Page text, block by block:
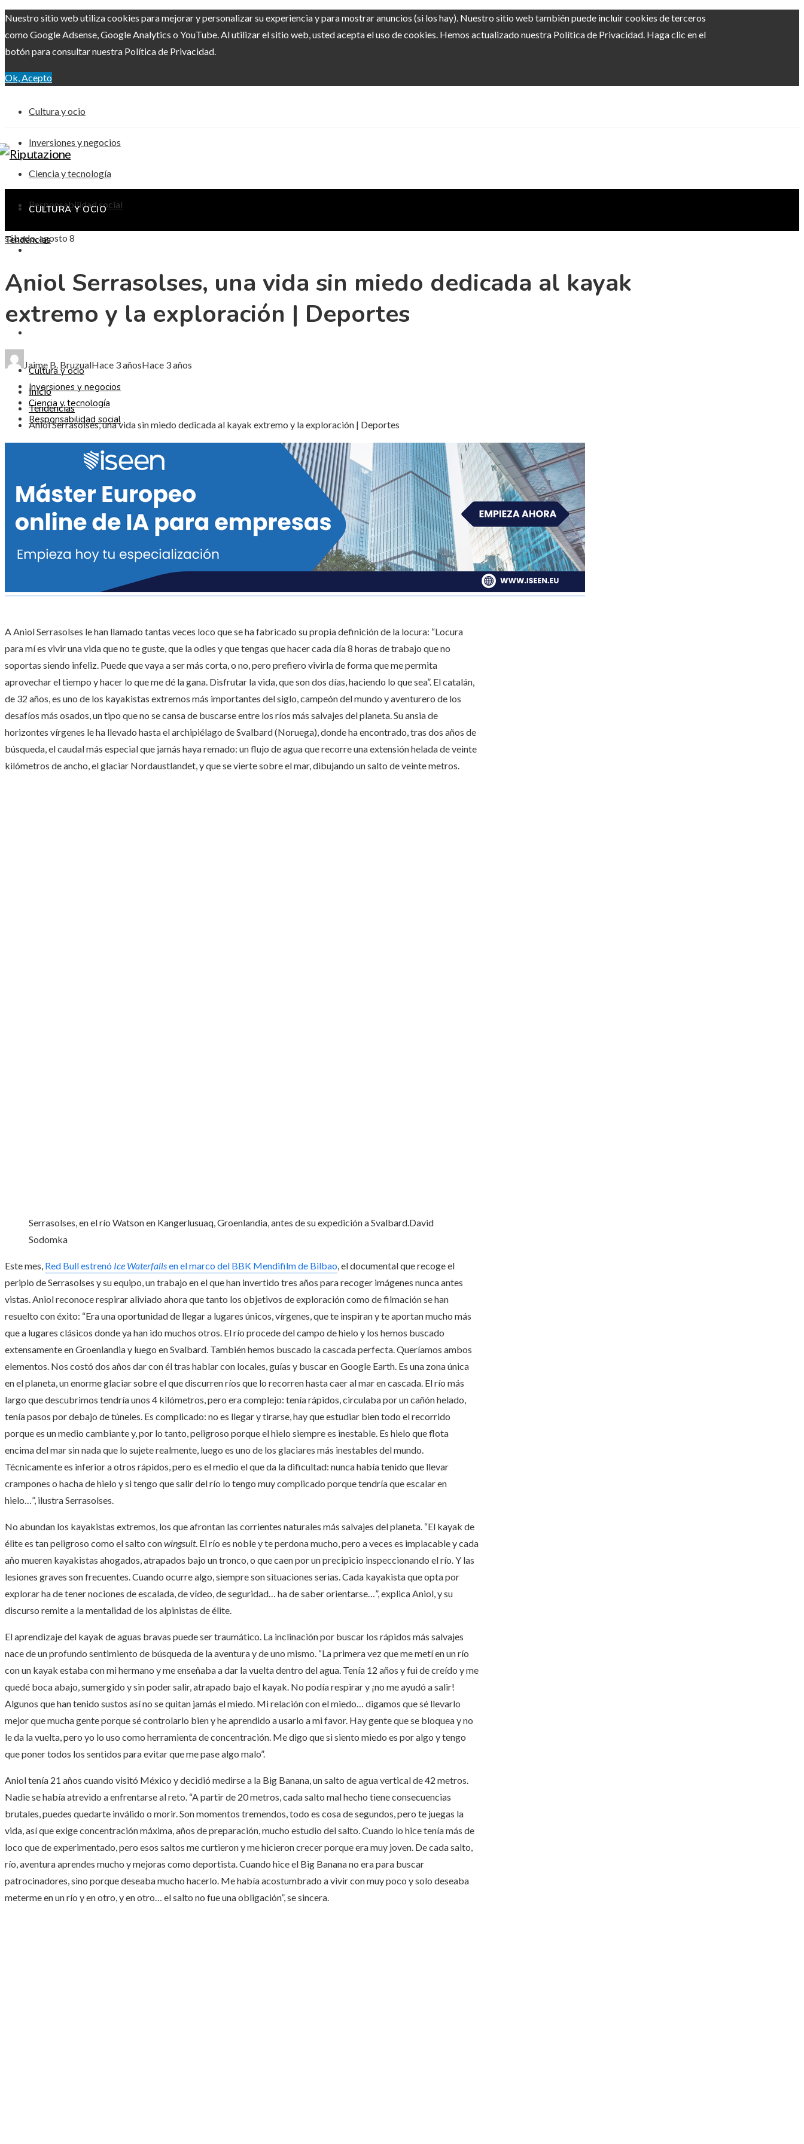
Nuestro sitio web utiliza cookies para mejorar y personalizar su experiencia y para mostrar anuncios (si los hay). Nuestro sitio web también puede incluir cookies de terceros
como Google Adsense, Google Analytics o YouTube. Al utilizar el sitio web, usted acepta el uso de cookies. Hemos actualizado nuestra Política de Privacidad. Haga clic en el
botón para consultar nuestra Política de Privacidad.
Ok, Acepto
Cultura y ocio
Inversiones y negocios
Ciencia y tecnología
Responsabilidad social
sábado, agosto 8
CULTURA Y OCIO
CIENCIA Y TECNOLOGÍA
Cultura y ocio
Inversiones y negocios
Ciencia y tecnología
Responsabilidad social
Tendencias
Aniol Serrasolses, una vida sin miedo dedicada al kayak
extremo y la exploración | Deportes
Jaime B. BruzualHace 3 añosHace 3 años
Inicio
Tendencias
Aniol Serrasolses, una vida sin miedo dedicada al kayak extremo y la exploración | Deportes
A Aniol Serrasolses le han llamado tantas veces loco que se ha fabricado su propia definición de la locura: “Locura
para mí es vivir una vida que no te guste, que la odies y que tengas que hacer cada día 8 horas de trabajo que no
soportas siendo infeliz. Puede que vaya a ser más corta, o no, pero prefiero vivirla de forma que me permita
aprovechar el tiempo y hacer lo que me dé la gana. Disfrutar la vida, que son dos días, haciendo lo que sea”. El catalán,
de 32 años, es uno de los kayakistas extremos más importantes del siglo, campeón del mundo y aventurero de los
desafíos más osados, un tipo que no se cansa de buscarse entre los ríos más salvajes del planeta. Su ansia de
horizontes vírgenes le ha llevado hasta el archipiélago de Svalbard (Noruega), donde ha encontrado, tras dos años de
búsqueda, el caudal más especial que jamás haya remado: un flujo de agua que recorre una extensión helada de veinte
kilómetros de ancho, el glaciar Nordaustlandet, y que se vierte sobre el mar, dibujando un salto de veinte metros.
Serrasolses, en el río Watson en Kangerlusuaq, Groenlandia, antes de su expedición a Svalbard.David
Sodomka
Este mes, Red Bull estrenó Ice Waterfallsen el marco del BBK Mendifilm de Bilbao, el documental que recoge el
periplo de Serrasolses y su equipo, un trabajo en el que han invertido tres años para recoger imágenes nunca antes
vistas. Aniol reconoce respirar aliviado ahora que tanto los objetivos de exploración como de filmación se han
resuelto con éxito: “Era una oportunidad de llegar a lugares únicos, vírgenes, que te inspiran y te aportan mucho más
que a lugares clásicos donde ya han ido muchos otros. El río procede del campo de hielo y los hemos buscado
extensamente en Groenlandia y luego en Svalbard. También hemos buscado la cascada perfecta. Queríamos ambos
elementos. Nos costó dos años dar con él tras hablar con locales, guías y buscar en Google Earth. Es una zona única
en el planeta, un enorme glaciar sobre el que discurren ríos que lo recorren hasta caer al mar en cascada. El río más
largo que descubrimos tendría unos 4 kilómetros, pero era complejo: tenía rápidos, circulaba por un cañón helado,
tenía pasos por debajo de túneles. Es complicado: no es llegar y tirarse, hay que estudiar bien todo el recorrido
porque es un medio cambiante y, por lo tanto, peligroso porque el hielo siempre es inestable. Es hielo que flota
encima del mar sin nada que lo sujete realmente, luego es uno de los glaciares más inestables del mundo.
Técnicamente es inferior a otros rápidos, pero es el medio el que da la dificultad: nunca había tenido que llevar
crampones o hacha de hielo y si tengo que salir del río lo tengo muy complicado porque tendría que escalar en
hielo…”, ilustra Serrasolses.
No abundan los kayakistas extremos, los que afrontan las corrientes naturales más salvajes del planeta. “El kayak de
élite es tan peligroso como el salto conwingsuit. El río es noble y te perdona mucho, pero a veces es implacable y cada
año mueren kayakistas ahogados, atrapados bajo un tronco, o que caen por un precipicio inspeccionando el río. Y las
lesiones graves son frecuentes. Cuando ocurre algo, siempre son situaciones serias. Cada kayakista que opta por
explorar ha de tener nociones de escalada, de vídeo, de seguridad… ha de saber orientarse…”, explica Aniol, y su
discurso remite a la mentalidad de los alpinistas de élite.
El aprendizaje del kayak de aguas bravas puede ser traumático. La inclinación por buscar los rápidos más salvajes
nace de un profundo sentimiento de búsqueda de la aventura y de uno mismo. “La primera vez que me metí en un río
con un kayak estaba con mi hermano y me enseñaba a dar la vuelta dentro del agua. Tenía 12 años y fui de creído y me
quedé boca abajo, sumergido y sin poder salir, atrapado bajo el kayak. No podía respirar y ¡no me ayudó a salir!
Algunos que han tenido sustos así no se quitan jamás el miedo. Mi relación con el miedo… digamos que sé llevarlo
mejor que mucha gente porque sé controlarlo bien y he aprendido a usarlo a mi favor. Hay gente que se bloquea y no
le da la vuelta, pero yo lo uso como herramienta de concentración. Me digo que si siento miedo es por algo y tengo
que poner todos los sentidos para evitar que me pase algo malo”.
Aniol tenía 21 años cuando visitó México y decidió medirse a la Big Banana, un salto de agua vertical de 42 metros.
Nadie se había atrevido a enfrentarse al reto. “A partir de 20 metros, cada salto mal hecho tiene consecuencias
brutales, puedes quedarte inválido o morir. Son momentos tremendos, todo es cosa de segundos, pero te juegas la
vida, así que exige concentración máxima, años de preparación, mucho estudio del salto. Cuando lo hice tenía más de
loco que de experimentado, pero esos saltos me curtieron y me hicieron crecer porque era muy joven. De cada salto,
río, aventura aprendes mucho y mejoras como deportista. Cuando hice el Big Banana no era para buscar
patrocinadores, sino porque deseaba mucho hacerlo. Me había acostumbrado a vivir con muy poco y solo deseaba
meterme en un río y en otro, y en otro… el salto no fue una obligación”, se sincera.